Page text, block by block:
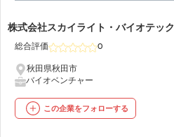
24
株式会社スカイライト・バイオテック
総合評価 0
秋田県秋田市
バイオベンチャー
この企業をフォローする